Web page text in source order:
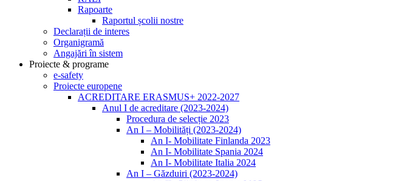
Rapoarte
Raportul școlii nostre
Declarații de interes
Organigramă
Angajări în sistem
Proiecte & programe
e-safety
Proiecte europene
ACREDITARE ERASMUS+ 2022-2027
Anul I de acreditare (2023-2024)
Procedura de selecție 2023
An I – Mobilități (2023-2024)
An I- Mobilitate Finlanda 2023
An I- Mobilitate Spania 2024
An I- Mobilitate Italia 2024
An I – Găzduiri (2023-2024)